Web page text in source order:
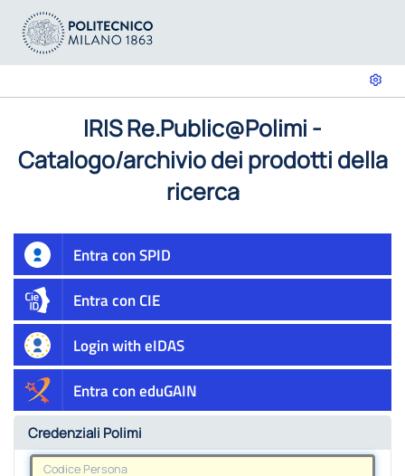
IRIS Re.Public@Polimi -
Catalogo/archivio dei prodotti della
ricerca
Entra con SPID
Entra con CIE
Login with eIDAS
Entra con eduGAIN
Credenziali Polimi